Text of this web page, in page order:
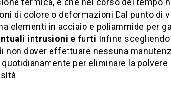
termica, e che nel corso del tempo
di colore o deformazioni Dal punto di
elementi in acciaio e poliammide per
intrusioni e furti Infine
non dover effettuare nessuna
quotidianamente per eliminare la polvere